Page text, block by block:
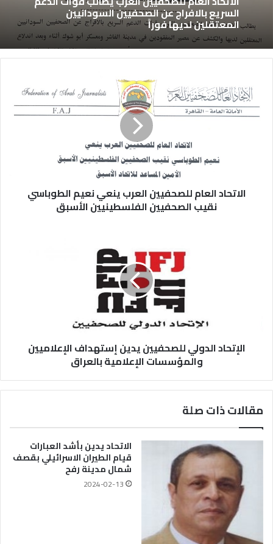
السريع بالافراج عن الصحفيين السودانيين
المعتقلين لديها فوراً
الاتحاد العام للصحفيين العرب ينعي نعيم الطوباسي
نقيب الصحفيين الفلسطينيين الأسبق
الإتحاد الدولي للصحفيين يدين إستهداف الإعلاميين
والمؤسسات الإعلامية بالعراق
مقالات ذات صلة
الاتحاد يدين بأشد العبارات
قيام الطيران الاسرائيلي بقصف
شمال مدينة رفح
2024-02-13